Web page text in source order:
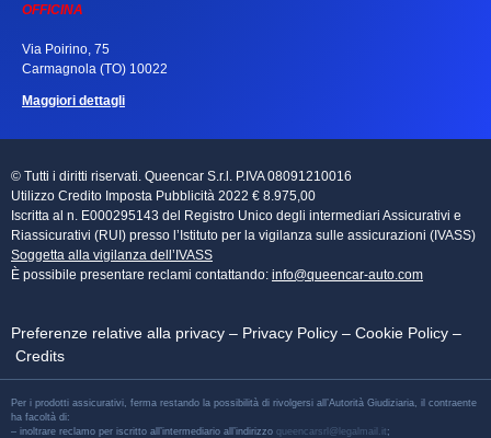
OFFICINA
Via Poirino, 75
Carmagnola (TO) 10022
Maggiori dettagli
© Tutti i diritti riservati. Queencar S.r.l. P.IVA 08091210016
Utilizzo Credito Imposta Pubblicità 2022 € 8.975,00
Iscritta al n. E000295143 del Registro Unico degli intermediari Assicurativi e
Riassicurativi (RUI) presso l’Istituto per la vigilanza sulle assicurazioni (IVASS)
Soggetta alla vigilanza dell’IVASS
È possibile presentare reclami contattando: info@queencar-auto.com
Preferenze relative alla privacy – Privacy Policy – Cookie Policy –
Credits
Per i prodotti assicurativi, ferma restando la possibilità di rivolgersi all’Autorità Giudiziaria, il contraente
ha facoltà di:
– inoltrare reclamo per iscritto all’intermediario all’indirizzo queencarsrl@legalmail.it ;